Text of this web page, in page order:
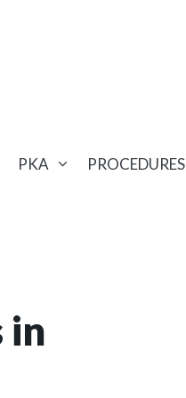
PKA PROCEDURES
in